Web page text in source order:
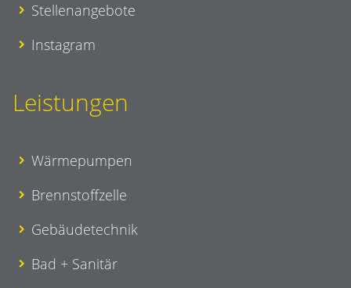
Stellenangebote
Instagram
Leistungen
Wärmepumpen
Brennstoffzelle
Gebäudetechnik
Bad + Sanitär